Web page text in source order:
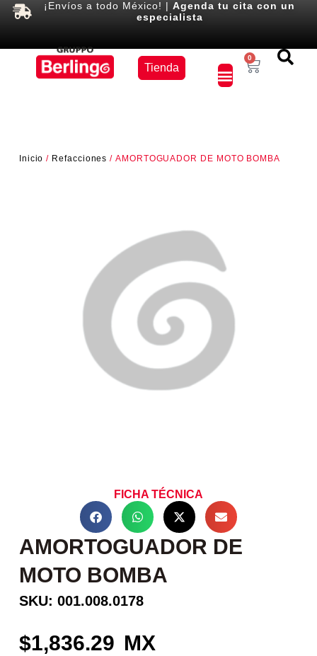
¡Envíos a todo México! |Agenda tu cita con un
especialista
Tienda
0
Inicio / Refacciones / AMORTOGUADOR DE MOTO BOMBA
FICHA TÉCNICA
AMORTOGUADOR DE
MOTO BOMBA
SKU: 001.008.0178
1,836.29